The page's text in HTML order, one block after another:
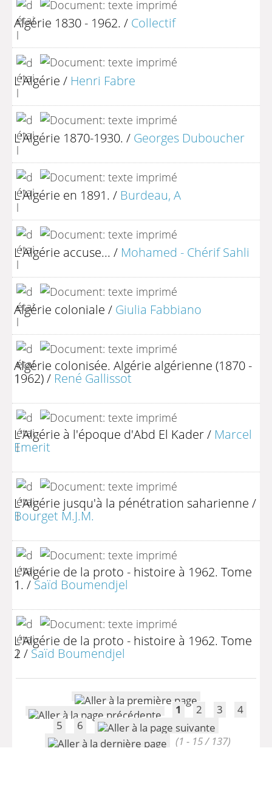
Algérie 1830 - 1962. / Collectif
L'Algérie / Henri Fabre
L'Algérie 1870-1930. / Georges Duboucher
L'Algérie en 1891. / Burdeau, A
L'Algérie accuse... / Mohamed - Chérif Sahli
Algérie coloniale / Giulia Fabbiano
Algérie colonisée. Algérie algérienne (1870 -
1962)/ René Gallissot
L'Algérie à l'époque d'Abd El Kader/ Marcel
Emerit
L'Algérie jusqu'à la pénétration saharienne /
Bourget M.J.M.
L'Algérie de la proto - histoire à 1962. Tome
1. /Saïd Boumendjel
L'Algérie de la proto - histoire à 1962. Tome
2 / Saïd Boumendjel
1 2 3
4
5
6
(1 - 15 / 137)